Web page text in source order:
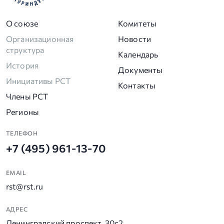
О союзе
Организационная
структура
История
Инициативы РСТ
Члены РСТ
Регионы
Комитеты
Новости
Календарь
Документы
Контакты
ТЕЛЕФОН
+7 (495) 961-13-70
EMAIL
rst@rst.ru
АДРЕС